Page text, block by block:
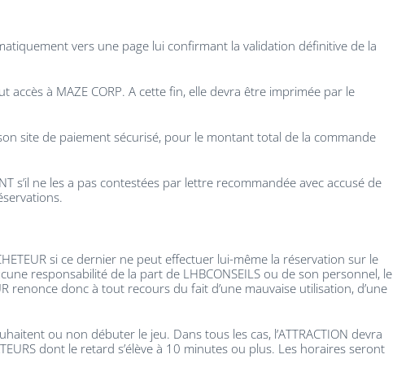
vers une page lui confirmant la validation définitive de la
à MAZE CORP. A cette fin, elle devra être imprimée par le
site de paiement sécurisé, pour le montant total de la commande
ne les a pas contestées par lettre recommandée avec accusé de
si ce dernier ne peut effectuer lui-même la réservation sur le
responsabilité de la part de LHBCONSEILS ou de son personnel, le
renonce donc à tout recours du fait d’une mauvaise utilisation, d’une
ou non débuter le jeu. Dans tous les cas, l’ATTRACTION devra
dont le retard s’élève à 10 minutes ou plus. Les horaires seront